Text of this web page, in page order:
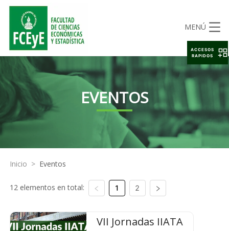
MENÚ
EVENTOS
Inicio > Eventos
12 elementos en total: 1 2
VII Jornadas IIATA
ACCESOS
RAPIDOS